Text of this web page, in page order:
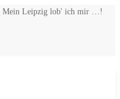
Mein Leipzig lob' ich mir …!